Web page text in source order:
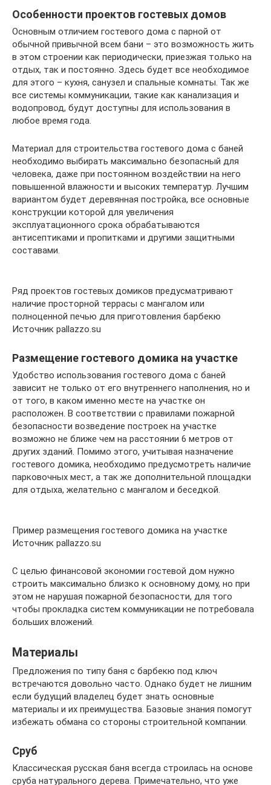
Особенности проектов гостевых домов
Основным отличием гостевого дома с парной от
обычной привычной всем бани – это возможность жить
в этом строении как периодически, приезжая только на
отдых, так и постоянно. Здесь будет все необходимое
для этого – кухня, санузел и спальные комнаты. Так же
все системы коммуникации, такие как канализация и
водопровод, будут доступны для использования в
любое время года.
Материал для строительства гостевого дома с баней
необходимо выбирать максимально безопасный для
человека, даже при постоянном воздействии на него
повышенной влажности и высоких температур. Лучшим
вариантом будет деревянная постройка, все основные
конструкции которой для увеличения
эксплуатационного срока обрабатываются
антисептиками и пропитками и другими защитными
составами.
Ряд проектов гостевых домиков предусматривают
наличие просторной террасы с мангалом или
полноценной печью для приготовления барбекю
Источник pallazzo.su
Размещение гостевого домика на участке
Удобство использования гостевого дома с баней
зависит не только от его внутреннего наполнения, но и
от того, в каком именно месте на участке он
расположен. В соответствии с правилами пожарной
безопасности возведение построек на участке
возможно не ближе чем на расстоянии 6 метров от
других зданий. Помимо этого, учитывая назначение
гостевого домика, необходимо предусмотреть наличие
парковочных мест, а так же дополнительной площадки
для отдыха, желательно с мангалом и беседкой.
Пример размещения гостевого домика на участке
Источник pallazzo.su
С целью финансовой экономии гостевой дом нужно
строить максимально близко к основному дому, но при
этом не нарушая пожарной безопасности, для того
чтобы прокладка систем коммуникации не потребовала
больших вложений.
Материалы
Предложения по типу баня с барбекю под ключ
встречаются довольно часто. Однако будет не лишним
если будущий владелец будет знать основные
материалы и их преимущества. Базовые знания помогут
избежать обмана со стороны строительной компании.
Сруб
Классическая русская баня всегда строилась на основе
сруба натурального дерева. Примечательно, что уже